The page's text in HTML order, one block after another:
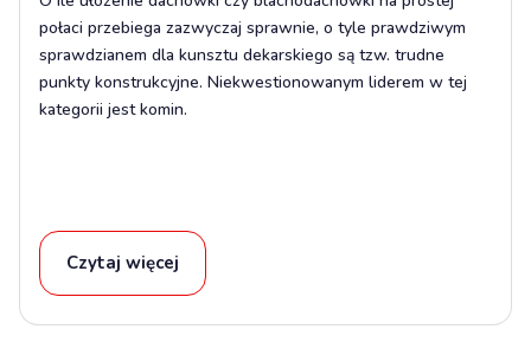
połaci przebiega zazwyczaj sprawnie, o tyle prawdziwym
sprawdzianem dla kunsztu dekarskiego są tzw. trudne
punkty konstrukcyjne. Niekwestionowanym liderem w tej
kategorii jest komin.
Czytaj więcej